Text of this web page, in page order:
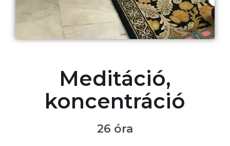
Meditáció,
koncentráció
26 óra